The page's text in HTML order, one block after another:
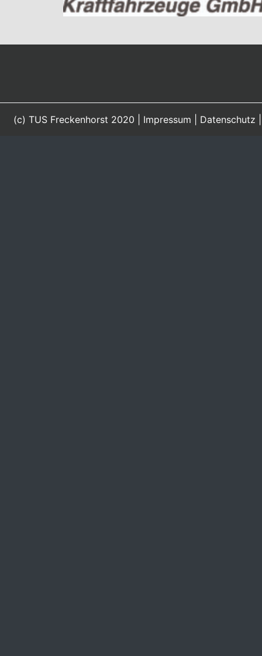
(c) TUS Freckenhorst 2020 | Impressum Datenschutz